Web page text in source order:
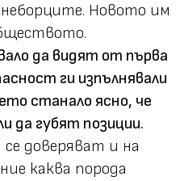
Новото им
да видят от първа
ги изпълнявали
станало ясно, че
да губят позиции.
доверяват и на
каква порода